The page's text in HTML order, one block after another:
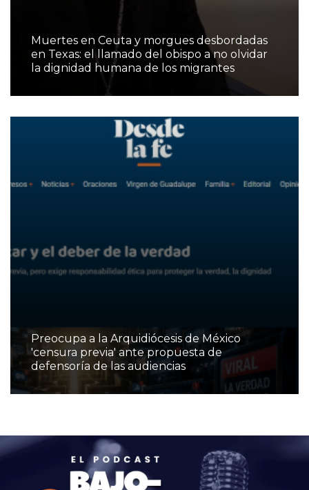
Muertes en Ceuta y morgues desbordadas
en Texas: el llamado del obispo a no olvidar
la dignidad humana de los migrantes
Preocupa a la Arquidiócesis de México
'censura previa' ante propuesta de
defensoría de las audiencias